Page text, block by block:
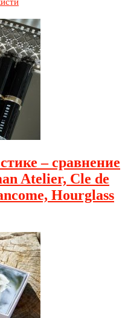
– сравнение
Atelier, Cle de
Hourglass